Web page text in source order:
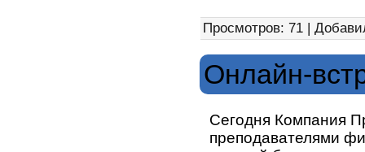
Просмотров: 71 |
Онлайн-
Сегодня Компания
преподавателями